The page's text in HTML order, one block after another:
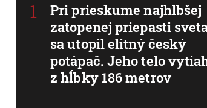
Pri prieskume najhlbšej
zatopenej priepasti
sa utopil elitný český
potápač. Jeho telo
z hĺbky 186 metrov